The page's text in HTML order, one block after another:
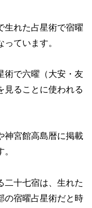
生れた占星術で宿曜
ています。
術で六曜（大安・友
見ることに使われる
神宮館高島暦に掲載
二十七宿は、生れた
の宿曜占星術だと時